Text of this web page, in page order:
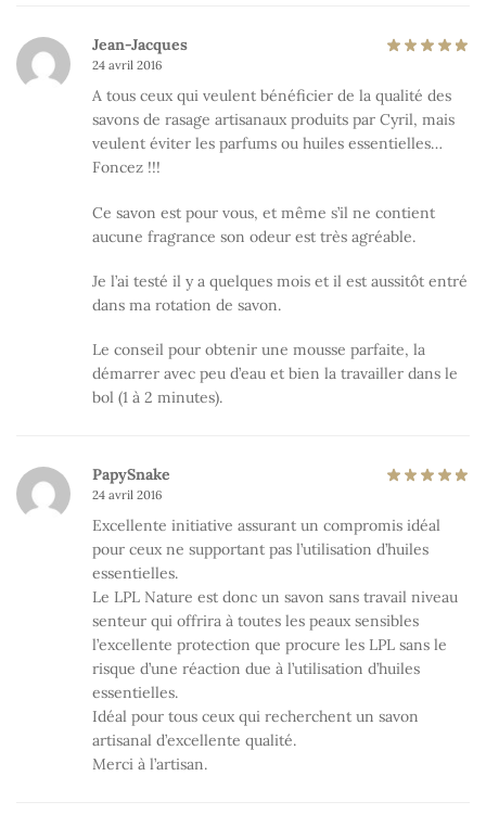
Jean-Jacques
24 avril 2016
A tous ceux qui veulent bénéficier de la qualité des
savons de rasage artisanaux produits par Cyril, mais
veulent éviter les parfums ou huiles essentielles…
Foncez !!!
Ce savon est pour vous, et même s’il ne contient
aucune fragrance son odeur est très agréable.
Je l’ai testé il y a quelques mois et il est aussitôt entré
dans ma rotation de savon.
Le conseil pour obtenir une mousse parfaite, la
démarrer avec peu d’eau et bien la travailler dans le
bol (1 à 2 minutes).
PapySnake
24 avril 2016
Excellente initiative assurant un compromis idéal
pour ceux ne supportant pas l’utilisation d’huiles
essentielles.
Le LPL Nature est donc un savon sans travail niveau
senteur qui offrira à toutes les peaux sensibles
l’excellente protection que procure les LPL sans le
risque d’une réaction due à l’utilisation d’huiles
essentielles.
Idéal pour tous ceux qui recherchent un savon
artisanal d’excellente qualité.
Merci à l’artisan.